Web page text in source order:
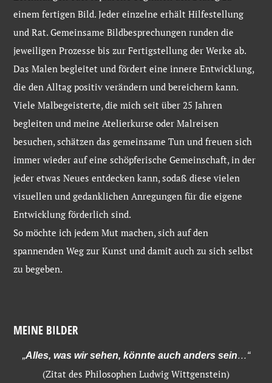
einem fertigen Bild. Jeder einzelne erhält Hilfestellung
und Rat. Gemeinsame Bildbesprechungen runden die
jeweiligen Prozesse bis zur Fertigstellung der Werke ab.
Das Malen begleitet und fördert eine innere Entwicklung,
die den Alltag positiv verändern und bereichern kann.
Viele Malbegeisterte, die mich seit über 25 Jahren
begleiten und meine Atelierkurse oder Malreisen
besuchen, schätzen das gemeinsame Tun und freuen sich
immer wieder auf eine schöpferische Gemeinschaft, in der
jeder etwas Neues entdecken kann, sodaß diese vielen
visuellen und gedanklichen Anregungen für die eigene
Entwicklung förderlich sind.
So möchte ich jedem Mut machen, sich auf den
spannenden Weg zur Kunst und damit auch zu sich selbst
zu begeben.
MEINE BILDER
„Alles, was wir sehen, könnte auch anders sein…“
(Zitat des Philosophen Ludwig Wittgenstein)